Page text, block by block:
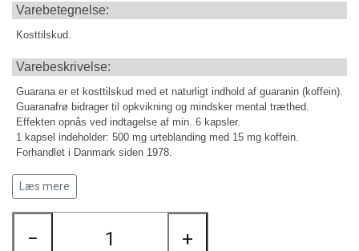
Varebetegnelse:
Kosttilskud.
Varebeskrivelse:
Guarana er et kosttilskud med et naturligt indhold af guaranin (koffein).
Guaranafrø bidrager til opkvikning og mindsker mental træthed.
Effekten opnås ved indtagelse af min. 6 kapsler.
1 kapsel indeholder: 500 mg urteblanding med 15 mg koffein.
Forhandlet i Danmark siden 1978.
Obligatorisk tekst for kosttilskud: Den anbefalede daglige dosis bør
ikke overskrides. Kosttilskud bør ikke træde i stedet for varieret kost.
Opbevares uden for børns rækkevidde. Bør kun efter aftale med læge
Ovenstående tekst er en obligatorisk tekst. Aldersangivelsen kan
Læs mere
− +